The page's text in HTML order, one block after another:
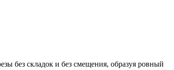
без складок и без смещения, образуя ровный